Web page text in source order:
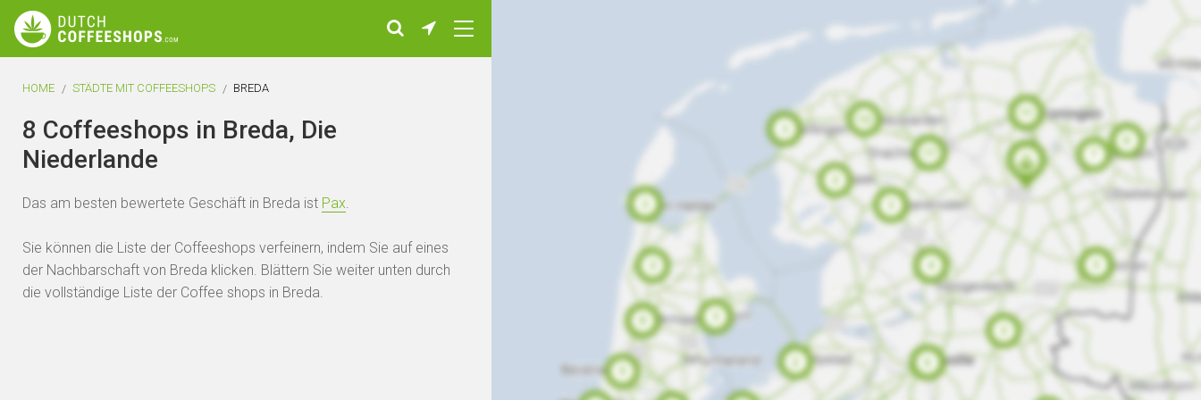
HOME STÄDTE MIT COFFEESHOPS BREDA
8 Coffeeshops in Breda, Die
Niederlande
Das am besten bewertete Geschäft in Breda ist Pax.
Sie können die Liste der Coffeeshops verfeinern, indem Sie auf eines
der Nachbarschaft von Breda klicken. Blättern Sie weiter unten durch
die vollständige Liste der Coffee shops in Breda.